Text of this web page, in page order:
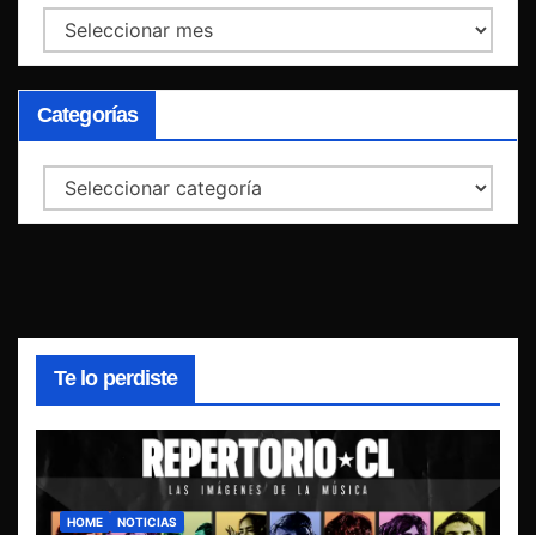
Archivos
Categorías
Categorías
Te lo perdiste
HOME NOTICIAS